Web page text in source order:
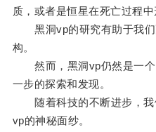
质，或者是恒星在死亡过程中
黑洞vp的研究有助于我们
构。
然而，黑洞vp仍然是一个
一步的探索和发现。
随着科技的不断进步，我
vp的神秘面纱。